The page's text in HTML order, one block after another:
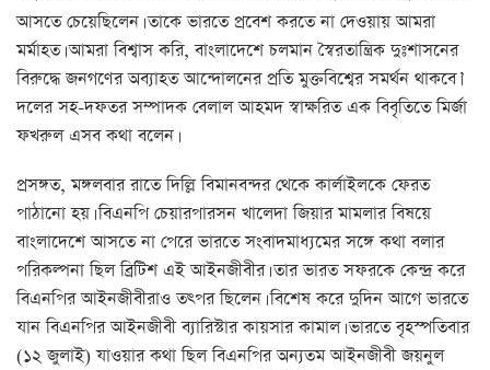
আসতে চেয়েছিলেন। তাকে ভারতে প্রবেশ করতে না দেওয়ায় আমরা
মর্মাহত। আমরা বিশ্বাস করি, বাংলাদেশে চলমান স্বৈরতান্ত্রিক দুঃশাসনের
বিরুদ্ধে জনগণের অব্যাহত আন্দোলনের প্রতি মুক্তবিশ্বের সমর্থন থাকবে।’
দলের সহ-দফতর সম্পাদক বেলাল আহমদ স্বাক্ষরিত এক বিবৃতিতে মির্জা
ফখরুল এসব কথা বলেন।
প্রসঙ্গত, মঙ্গলবার রাতে দিল্লি বিমানবন্দর থেকে কার্লাইলকে ফেরত
পাঠানো হয়। বিএনপি চেয়ারপারসন খালেদা জিয়ার মামলার বিষয়ে
বাংলাদেশে আসতে না পেরে ভারতে সংবাদমাধ্যমের সঙ্গে কথা বলার
পরিকল্পনা ছিল ব্রিটিশ এই আইনজীবীর। তার ভারত সফরকে কেন্দ্র করে
বিএনপির আইনজীবীরাও তৎপর ছিলেন। বিশেষ করে দুদিন আগে ভারতে
যান বিএনপির আইনজীবী ব্যারিস্টার কায়সার কামাল। ভারতে বৃহস্পতিবার
(১২ জুলাই) যাওয়ার কথা ছিল বিএনপির অন্যতম আইনজীবী জয়নুল